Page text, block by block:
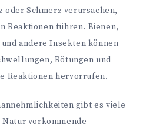
oder Schmerz verursachen,
Reaktionen führen. Bienen,
andere Insekten können
Rötungen und
Reaktionen hervorrufen.
gibt es viele
vorkommende